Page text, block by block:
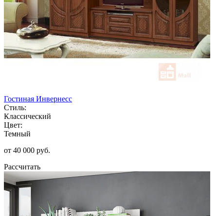
Гостиная Инвернесс
Стиль:
Классический
Цвет:
Темный
от 40 000 руб.
Рассчитать